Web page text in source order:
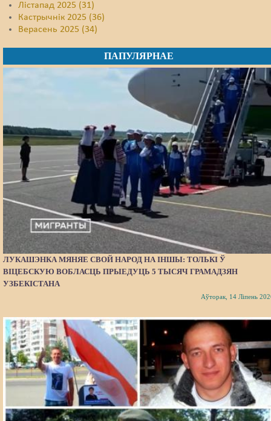
Лістапад 2025 (31)
Кастрычнік 2025 (36)
Верасень 2025 (34)
ПАПУЛЯРНАЕ
ЛУКАШЭНКА МЯНЯЕ СВОЙ НАРОД НА ІНШЫ: ТОЛЬКІ Ў
ВІЦЕБСКУЮ ВОБЛАСЦЬ ПРЫЕДУЦЬ 5 ТЫСЯЧ ГРАМАДЗЯН
УЗБЕКІСТАНА
Аўторак, 14 Ліпень